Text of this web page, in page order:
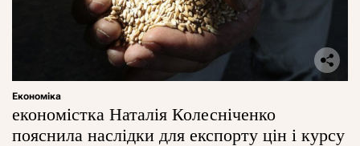
Економіка
економістка Наталія Колесніченко
пояснила наслідки для експорту цін і курсу